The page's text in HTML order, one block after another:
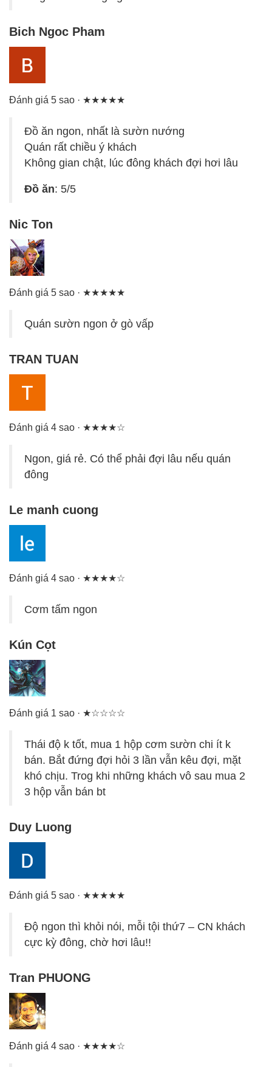
Bich Ngoc Pham
Đánh giá 5 sao · ★★★★★
Đồ ăn ngon, nhất là sườn nướng
Quán rất chiều ý khách
Không gian chật, lúc đông khách đợi hơi lâu
Đồ ăn: 5/5
Nic Ton
Đánh giá 5 sao · ★★★★★
Quán sườn ngon ở gò vấp
TRAN TUAN
Đánh giá 4 sao · ★★★★☆
Ngon, giá rẻ. Có thể phải đợi lâu nếu quán
đông
Le manh cuong
Đánh giá 4 sao · ★★★★☆
Cơm tấm ngon
Kún Cọt
Đánh giá 1 sao · ★☆☆☆☆
Thái độ k tốt, mua 1 hộp cơm sườn chi ít k
bán. Bắt đứng đợi hỏi 3 lần vẫn kêu đợi, mặt
khó chịu. Trog khi những khách vô sau mua 2
3 hộp vẫn bán bt
Duy Luong
Đánh giá 5 sao · ★★★★★
Độ ngon thì khỏi nói, mỗi tội thứ7 – CN khách
cực kỳ đông, chờ hơi lâu!!
Tran PHUONG
Đánh giá 4 sao · ★★★★☆